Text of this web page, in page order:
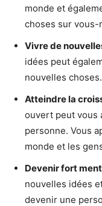
monde et
choses sur vous-
Vivre de
idées peut
nouvelles choses.
Atteindre la
ouvert peut vous
personne. Vous
monde et les
Devenir fort
nouvelles idées
devenir une